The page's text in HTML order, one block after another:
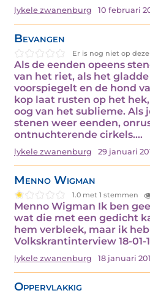
lykele zwanenburg 10 februari
Bevangen
Er is nog niet op
Als de eenden opeens
van het riet, als het
voorspiegelt en de hond
kop laat rusten op het
oog van het sublieme. Als
stenen weer eenden,
ontnuchterende cirkels.…
lykele zwanenburg 29 januari
Menno Wigman
1.0 met 1 stemmen
Menno Wigman Ik ben
wat die met een gedicht
hem verbleek, maar ik
Volkskrantinterview 18-01-
lykele zwanenburg 18 januari
Oppervlakkig